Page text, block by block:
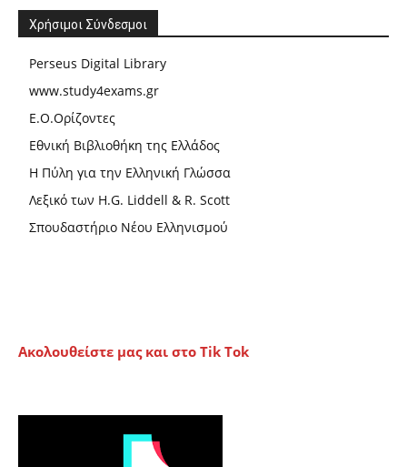
Χρήσιμοι Σύνδεσμοι
Perseus Digital Library
www.study4exams.gr
Ε.Ο.Ορίζοντες
Εθνική Βιβλιοθήκη της Ελλάδος
Η Πύλη για την Ελληνική Γλώσσα
Λεξικό των H.G. Liddell & R. Scott
Σπουδαστήριο Νέου Ελληνισμού
Ακολουθείστε μας και στο Tik Tok